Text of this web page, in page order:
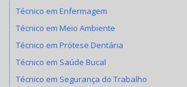
Técnico em Enfermagem
Técnico em Meio Ambiente
Técnico em Prótese Dentária
Técnico em Saúde Bucal
Técnico em Segurança do Trabalho